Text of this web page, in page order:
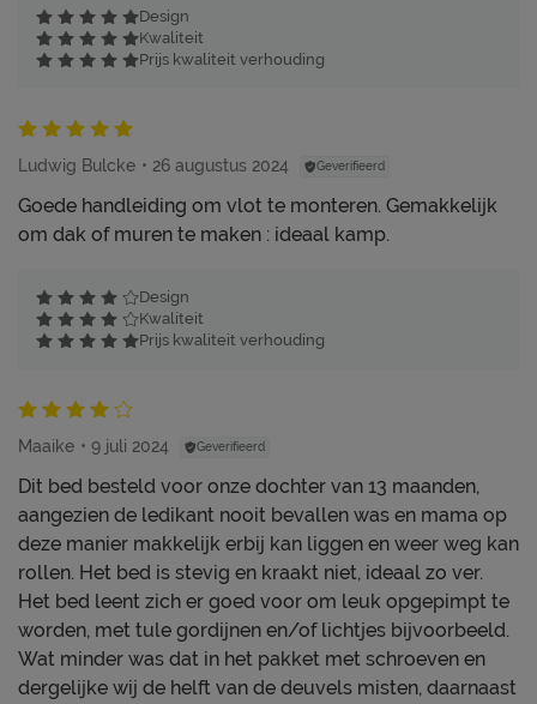
Design
Kwaliteit
Prijs kwaliteit verhouding
Ludwig Bulcke 26 augustus 2024 Geverifieerd
Goede handleiding om vlot te monteren. Gemakkelijk
om dak of muren te maken : ideaal kamp.
Design
Kwaliteit
Prijs kwaliteit verhouding
Maaike 9 juli 2024 Geverifieerd
Dit bed besteld voor onze dochter van 13 maanden,
aangezien de ledikant nooit bevallen was en mama op
deze manier makkelijk erbij kan liggen en weer weg kan
rollen. Het bed is stevig en kraakt niet, ideaal zo ver.
Het bed leent zich er goed voor om leuk opgepimpt te
worden, met tule gordijnen en/of lichtjes bijvoorbeeld.
Wat minder was dat in het pakket met schroeven en
dergelijke wij de helft van de deuvels misten, daarnaast